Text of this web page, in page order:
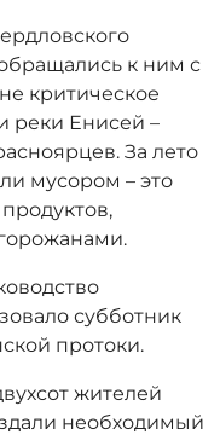
к ним с
критическое
реки Енисей –
За лето
мусором – это
субботник
протоки.
жителей
необходимый